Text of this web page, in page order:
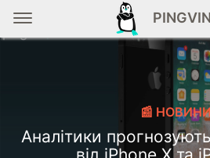
📰
Аналітики